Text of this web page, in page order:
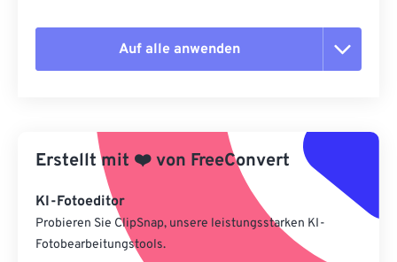
Auf alle anwenden
Aus Vorgabe anwenden
Als Vorgabe speichern
Erstellt mit ❤️von FreeConvert
KI-Fotoeditor
Probieren Sie ClipSnap, unsere leistungsstarken KI-
Fotobearbeitungstools.